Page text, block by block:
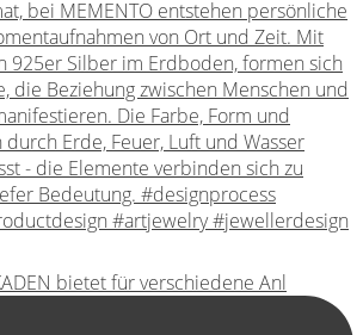
bietet für verschiedene Anl